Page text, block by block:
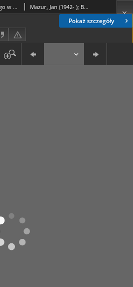
Pokaż szczegóły
Wschodnia granica a pochylonego w gwarach południowej Lubelszczyzny Mazur, Jan (1942- ); Bartmiński, Jerzy (1939-)